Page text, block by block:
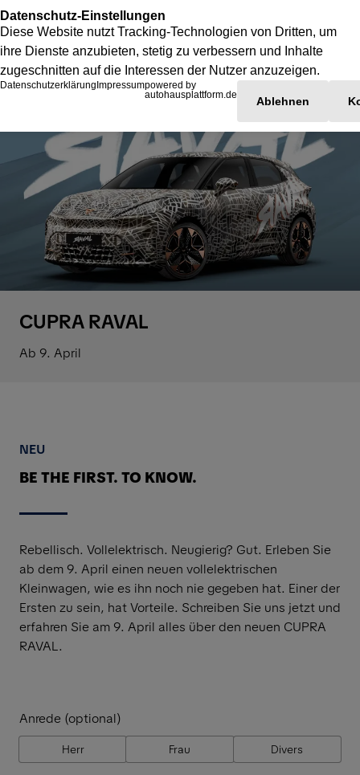
CUPRA RAVAL
Ab 9. April
NEU
BE THE FIRST. TO KNOW.
Rebellisch. Vollelektrisch. Neugierig? Gut. Erleben Sie
ab dem 9. April einen neuen vollelektrischen
Kleinwagen, wie es ihn noch nie gegeben hat. Einer der
Ersten zu sein, hat Vorteile. Schreiben Sie uns jetzt und
erfahren Sie am 9. April alles über den neuen CUPRA
RAVAL.
Anrede (optional)
Herr Frau Divers